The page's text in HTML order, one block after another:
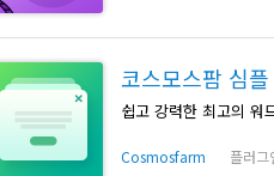
코스모스팜 심플
쉽고 강력한 최고의 워
Cosmosfarm 플러그